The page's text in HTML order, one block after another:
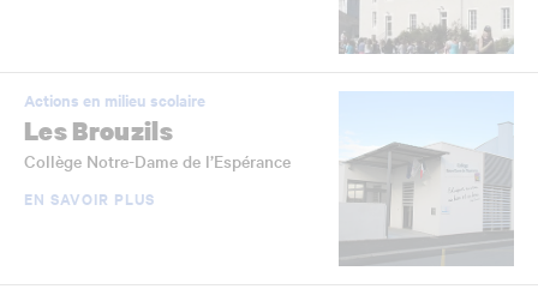
Actions en milieu scolaire
Les Brouzils
Collège Notre-Dame de l’Espérance
EN SAVOIR PLUS